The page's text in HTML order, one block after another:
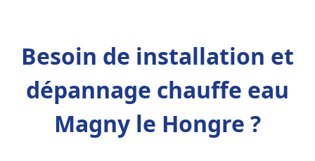
Besoin de installation et
dépannage chauffe eau
Magny le Hongre ?